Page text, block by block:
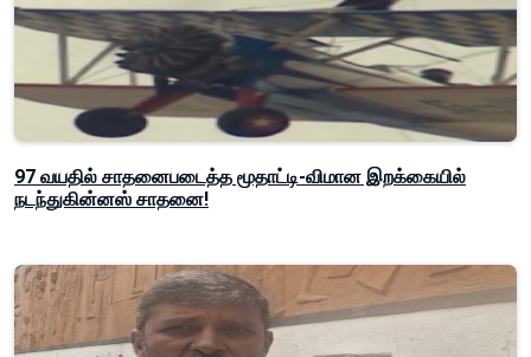
97 வயதில் சாதனைபடைத்த மூதாட்டி-விமான இறக்கையில்
நடந்துகின்னஸ் சாதனை!